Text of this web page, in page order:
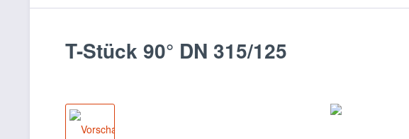
T-Stück 90° DN 315/125